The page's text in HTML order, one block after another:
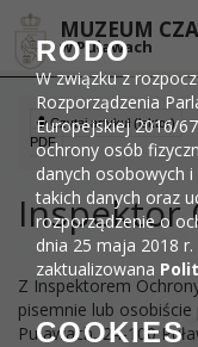
DEKLARACJA
MUZEUM
w Puławach
Czytaj artykuł (lektor)
PDF
Inspektor
Z Inspektorem
pisemnie lub
Puławach, 24-100
RODO
W związku z
Rozporządzenia
Europejskiej 2016/
ochrony osób
danych osobowych
takich danych oraz
rozporządzenie o
dnia 25 maja 2018
zaktualizowana
COOKIES